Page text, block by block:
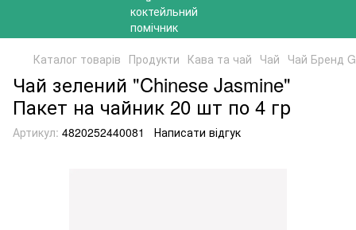
Каталог товарів Продукти Кава та чай Чай Чай Бренд
Чай зелений "Chinese Jasmine"
Пакет на чайник 20 шт по 4 гр
Артикул: 4820252440081 Написати відгук